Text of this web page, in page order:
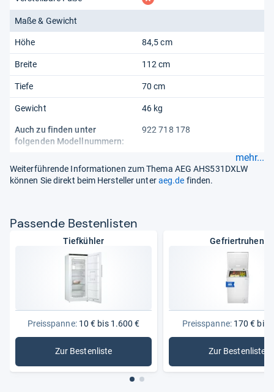
Maße & Gewicht
Höhe 84,5 cm
Breite 112 cm
Tiefe 70 cm
Gewicht 46 kg
Auch zu finden unter
folgenden Modellnummern:
922 718 178
mehr...
Weiterführende Informationen zum Thema AEG AHS531DXLW
können Sie direkt beim Hersteller unteraeg.de finden.
Pas­sende Bes­ten­lis­ten
Tiefkühler
Preisspanne:10 € bis 1.600 €
Zur Bestenliste
: Tiefkühler
Gefriertruhen
Preisspanne:170 € bis
Zur Bestenliste
: